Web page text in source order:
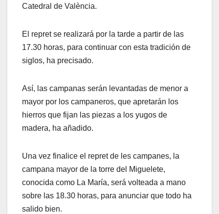
Catedral de València.
El repret se realizará por la tarde a partir de las
17.30 horas, para continuar con esta tradición de
siglos, ha precisado.
Así, las campanas serán levantadas de menor a
mayor por los campaneros, que apretarán los
hierros que fijan las piezas a los yugos de
madera, ha añadido.
Una vez finalice el repret de les campanes, la
campana mayor de la torre del Miguelete,
conocida como La María, será volteada a mano
sobre las 18.30 horas, para anunciar que todo ha
salido bien.